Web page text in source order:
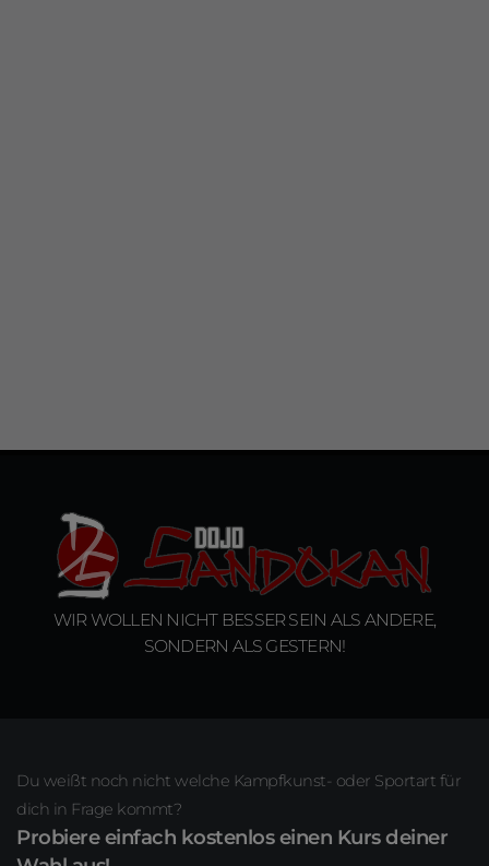
WIR WOLLEN N ICHT BESSER SEIN ALS ANDERE,
SONDERN ALS GESTERN!
Du weißt noch nicht welche Kampfkunst- oder Sportart für
dich in Frage kommt?
Probiere einfach kostenlos einen Kurs deiner